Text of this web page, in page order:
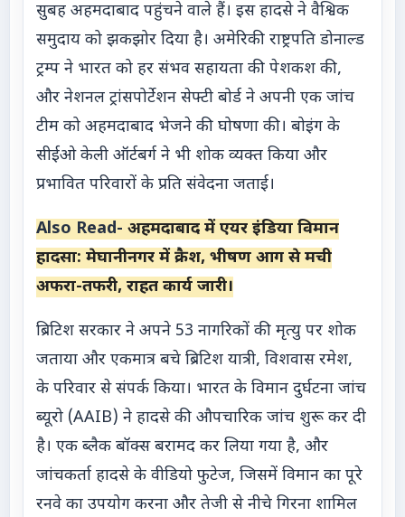
सुबह अहमदाबाद पहुंचने वाले हैं। इस हादसे ने वैश्विक
समुदाय को झकझोर दिया है। अमेरिकी राष्ट्रपति डोनाल्ड
ट्रम्प ने भारत को हर संभव सहायता की पेशकश की,
और नेशनल ट्रांसपोर्टेशन सेफ्टी बोर्ड ने अपनी एक जांच
टीम को अहमदाबाद भेजने की घोषणा की। बोइंग के
सीईओ केली ऑर्टबर्ग ने भी शोक व्यक्त किया और
प्रभावित परिवारों के प्रति संवेदना जताई।
Also Read- अहमदाबाद में एयर इंडिया विमान
हादसा: मेघानीनगर में क्रैश, भीषण आग से मची
अफरा-तफरी, राहत कार्य जारी।
ब्रिटिश सरकार ने अपने 53 नागरिकों की मृत्यु पर शोक
जताया और एकमात्र बचे ब्रिटिश यात्री, विशवास रमेश,
के परिवार से संपर्क किया। भारत के विमान दुर्घटना जांच
ब्यूरो (AAIB) ने हादसे की औपचारिक जांच शुरू कर दी
है। एक ब्लैक बॉक्स बरामद कर लिया गया है, और
जांचकर्ता हादसे के वीडियो फुटेज, जिसमें विमान का पूरे
रनवे का उपयोग करना और तेजी से नीचे गिरना शामिल